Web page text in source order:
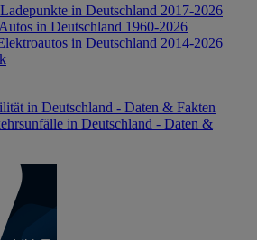
in Deutschland 2017-2026
in Deutschland 1960-2026
in Deutschland 2014-2026
in Deutschland - Daten & Fakten
in Deutschland - Daten &